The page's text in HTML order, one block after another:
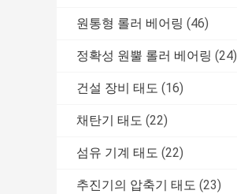
원통형 롤러 베어링 (46)
정확성 원뿔 롤러 베어링 (24)
건설 장비 태도 (16)
채탄기 태도 (22)
섬유 기계 태도 (22)
추진기의 압축기 태도 (23)